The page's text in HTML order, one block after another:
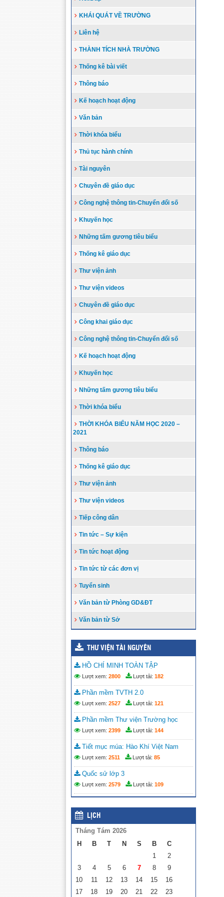
KHÁI QUÁT VỀ TRƯỜNG
Liên hệ
THÀNH TÍCH NHÀ TRƯỜNG
Thống kê bài viết
Thông báo
Kế hoạch hoạt động
Văn bản
Thời khóa biểu
Thủ tục hành chính
Tài nguyên
Chuyên đề giáo dục
Công nghệ thông tin-Chuyển đổi số
Khuyến học
Những tấm gương tiêu biểu
Thống kê giáo dục
Thư viện ảnh
Thư viện videos
Chuyên đề giáo dục
Công khai giáo dục
Công nghệ thông tin-Chuyển đổi số
Kế hoạch hoạt động
Khuyến học
Những tấm gương tiêu biểu
Thời khóa biểu
THỜI KHÓA BIỂU NĂM HỌC 2020 –
2021
Thông báo
Thống kê giáo dục
Thư viện ảnh
Thư viện videos
Tiếp công dân
Tin tức – Sự kiện
Tin tức hoạt động
Tin tức từ các đơn vị
Tuyển sinh
Văn bản từ Phòng GD&ĐT
Văn bản từ Sở
THƯ VIỆN TÀI NGUYÊN
HỒ CHÍ MINH TOÀN TẬP
Lượt xem: 2800 Lượt tải: 182
Phần mềm TVTH 2.0
Lượt xem: 2527 Lượt tải: 121
Phần mềm Thư viện Trường học
Lượt xem: 2399 Lượt tải: 144
Tiết mục múa: Hào Khí Việt Nam
Lượt xem: 2511 Lượt tải: 85
Quốc sử lớp 3
Lượt xem: 2579 Lượt tải: 109
LỊCH
Tháng Tám 2026
H
B T N S B
C
1
2
3
4 5 6 7 8
9
10
11 12 13 14 15
16
17
18 19 20 21 22 23